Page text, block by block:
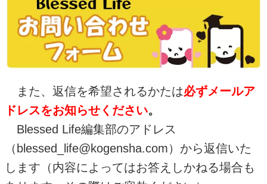
また、返信を希望されるかたは必ずメールア
ドレスをお知らせください。
Blessed Life編集部のアドレス
（blessed_life@kogensha.com）から返信いた
します（内容によってはお答えしかねる場合も